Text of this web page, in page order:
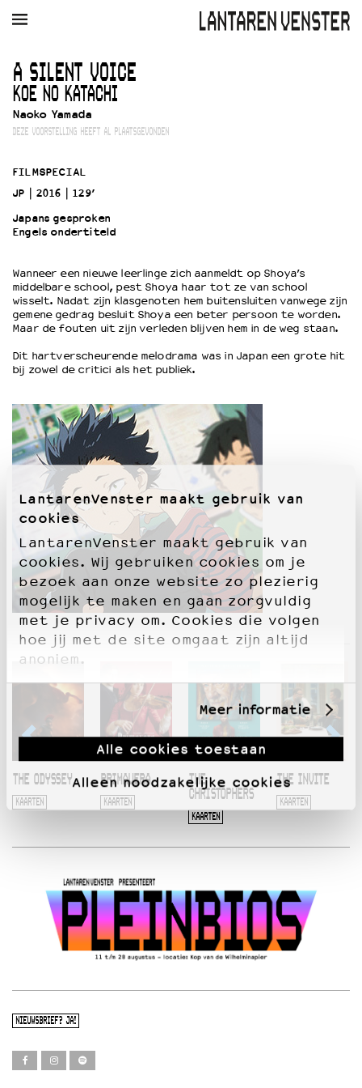
LantarenVenster maakt gebruik van
cookies
LantarenVenster maakt gebruik van
cookies. Wij gebruiken cookies om je
bezoek aan onze website zo plezierig
mogelijk te maken en gaan zorgvuldig
met je privacy om. Cookies die volgen
hoe jij met de site omgaat zijn altijd
anoniem.
Meer informatie
Alle cookies toestaan
Alleen noodzakelijke cookies
AGENDA FILM MUZIEK
Winkelmandje
Zoek
Kaartverkoop
Schoolvoorstellingen
Filmprogramma’s Primair Onderwijs
Filmprogramma’s VO/MBO
OVER LANTARENVENSTER
Wat we doen
Werken bij
Wie is wie
Word vriend
Historie
Partners
Huisregels
Privacyverklaring
Integriteits- en gedragscode
Duurzaamheid
Culturele boycot Israël
Ruimte voor artistieke vrijheid – VNPF
A SILENT VOICE
KOE NO KATACHI
Naoko Yamada
DEZE VOORSTELLING HEEFT AL PLAATSGEVONDEN
FILMSPECIAL
JP
2016
129’
Japans gesproken
Engels ondertiteld
Wanneer een nieuwe leerlinge zich aanmeldt op Shoya’s
middelbare school, pest Shoya haar tot ze van school
wisselt. Nadat zijn klasgenoten hem buitensluiten vanwege zijn
gemene gedrag besluit Shoya een beter persoon te worden.
Maar de fouten uit zijn verleden blijven hem in de weg staan.
Dit hartverscheurende melodrama was in Japan een grote hit
bij zowel de critici als het publiek.
THE ODYSSEY
KAARTEN
PRIMAVERA
KAARTEN
THE
CHRISTOPHERS
KAARTEN
THE INVITE
KAARTEN
NIEUWSBRIEF? JA!